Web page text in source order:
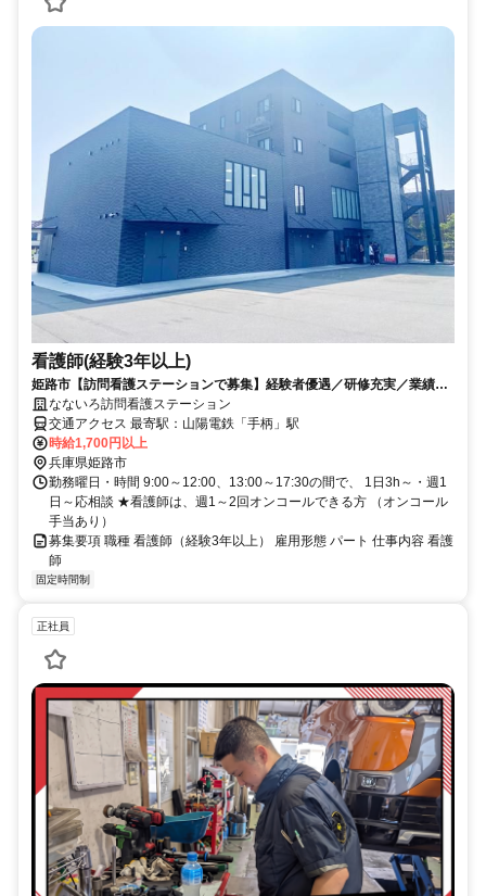
看護師(経験3年以上)
姫路市【訪問看護ステーションで募集】経験者優遇／研修充実／業績好
調、業務拡大／男女OK☆
なないろ訪問看護ステーション
交通アクセス 最寄駅：山陽電鉄「手柄」駅
時給1,700円以上
兵庫県姫路市
勤務曜日・時間 9:00～12:00、13:00～17:30の間で、 1日3h～・週1
日～応相談 ★看護師は、週1～2回オンコールできる方 （オンコール
手当あり）
募集要項 職種 看護師（経験3年以上） 雇用形態 パート 仕事内容 看護
師
固定時間制
正社員